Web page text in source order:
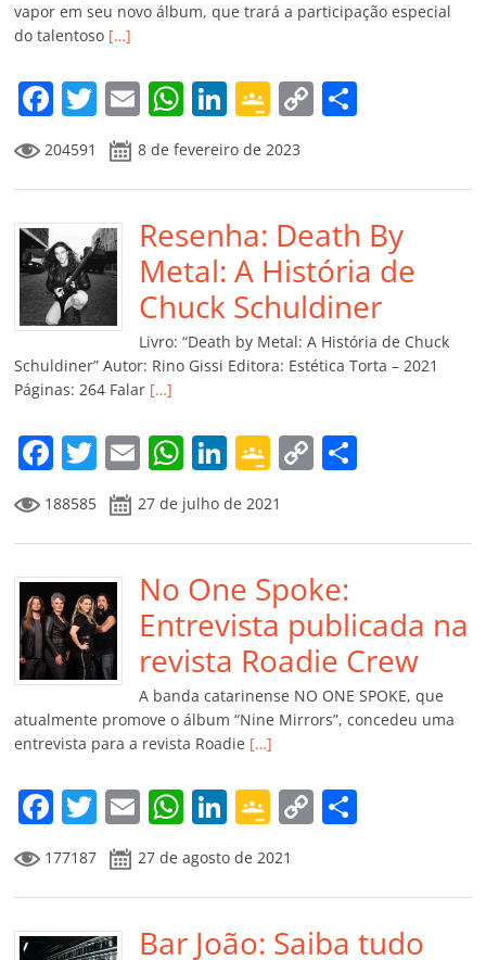
vapor em seu novo álbum, que trará a participação especial
do talentoso […]
F
a
c
e
b
o
o
k
T
w
itt
er
E
m
ai
l
W
at
s
A
p
p
Li
k
e
dI
n
G
o
o
gl
e
Cl
a
ss
ro
m
C
y
Li
n
k
p
ar
til
h
ar
204591 8 de fevereiro de 2023
Resenha: Death By
Metal: A História de
Chuck Schuldiner
Livro: “Death by Metal: A História de Chuck
Schuldiner” Autor: Rino Gissi Editora: Estética Torta – 2021
Páginas: 264 Falar […]
F
a
c
e
b
o
o
k
T
w
itt
er
E
m
ai
l
W
h
at
s
A
p
p
Li
n
k
e
dI
n
G
o
o
gl
e
Cl
a
ss
ro
o
m
C
y
Li
n
k
p
til
h
ar
188585 27 de julho de 2021
No One Spoke:
Entrevista publicada na
revista Roadie Crew
A banda catarinense NO ONE SPOKE, que
atualmente promove o álbum “Nine Mirrors”, concedeu uma
entrevista para a revista Roadie […]
F
a
c
e
b
T
w
itt
er
E
m
ai
l
W
at
s
A
Li
n
k
e
dI
G
o
o
gl
e
C
y
Li
p
ar
177187 27 de agosto de 2021
Bar João: Saiba tudo